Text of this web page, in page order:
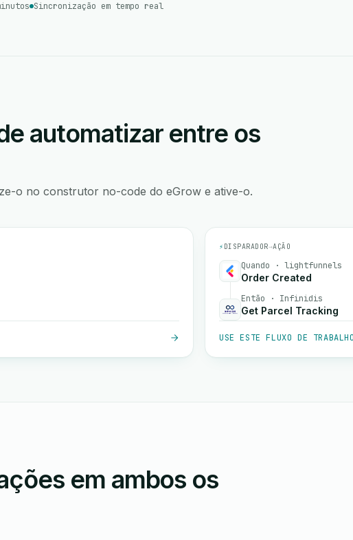
Sincronização em tempo real
automatizar entre os
o no construtor no-code do eGrow e ative-o.
⚡ DISPARADOR→AÇÃO
Quando · lightfunnels
Order Created
Então · Infinidis
Get Parcel Tracking
USE ESTE FLUXO DE
em ambos os